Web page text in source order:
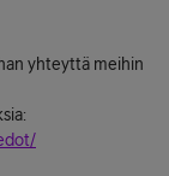
yhteyttä meihin